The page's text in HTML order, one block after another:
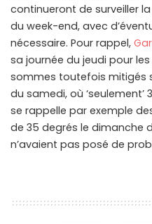
continueront de surveiller
du week-end, avec
nécessaire. Pour rappel,
sa journée du jeudi pour
sommes toutefois mitigés
du samedi, où
se rappelle par exemple
de 35 degrés le dimanche
n’avaient pas posé de